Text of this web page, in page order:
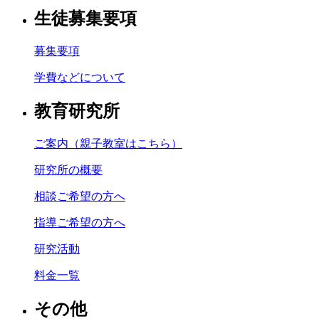
生徒募集要項
募集要項
学費などについて
教育研究所
ご案内（親子教室はこちら）
研究所の概要
相談ご希望の方へ
指導ご希望の方へ
研究活動
料金一覧
その他